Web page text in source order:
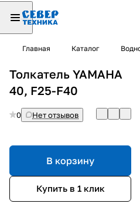
Главная Каталог
Толкатель YAMAHA
40, F25-F40
0 Нет отзывов
В корзину
Купить в 1 клик